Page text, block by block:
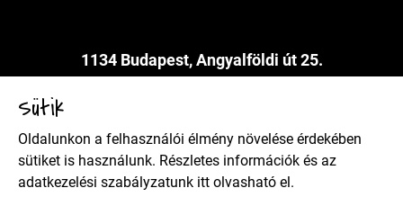
1134 Budapest, Angyalföldi út 25.
Adatkezelési szabályzat
Sütik
Oldalunkon a felhasználói élmény növelése érdekében
sütiket is használunk. Részletes információk és az
adatkezelési szabályzatunk itt olvasható el.